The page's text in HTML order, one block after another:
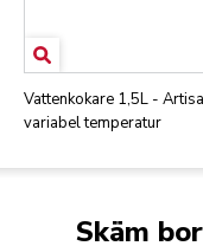
Vattenkokare 1,5L -
variabel temperatur
Skäm